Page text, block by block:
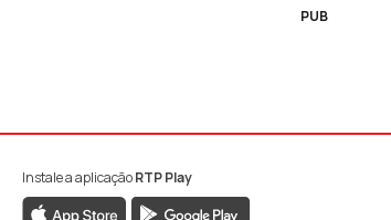
PUB
Antena 1
RTP Antena 1
da RTP Antena 1
Instale a aplicaçãoRTP Play